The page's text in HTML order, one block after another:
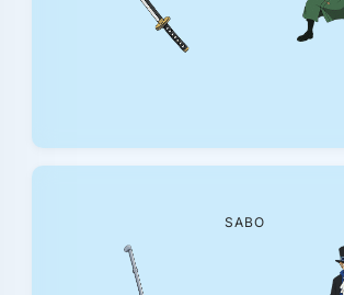
SABO